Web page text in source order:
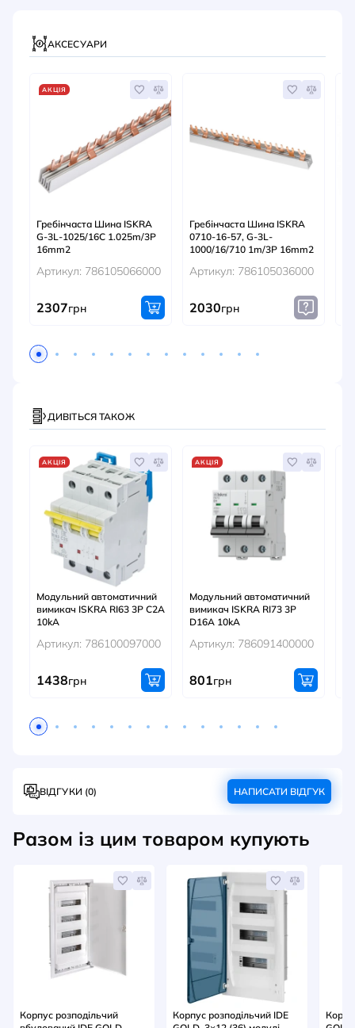
АКСЕСУАРИ
АКЦІЯ
Гребінчаста Шина ISKRA
G-3L-1025/16C 1.025m/3P
16mm2
Артикул: 786105066000
2307грн
Гребінчаста Шина ISKRA
0710-16-57, G-3L-
1000/16/710 1m/3P 16mm2
Артикул: 786105036000
2030грн
ДИВІТЬСЯ ТАКОЖ
АКЦІЯ
Модульний автоматичний
вимикач ISKRA RI63 3P C2A
10kA
Артикул: 786100097000
1438грн
АКЦІЯ
Модульний автоматичний
вимикач ISKRA RI73 3P
D16A 10kA
Артикул: 786091400000
801грн
ВІДГУКИ (0) НАПИСАТИ ВІДГУК
Разом із цим товаром купують
Корпус розподільчий
Корпус розподільчий IDE